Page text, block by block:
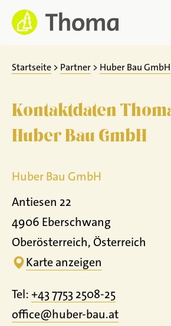
Zum
Inhalt
springen
Startseite > Partner > Huber Bau GmbH
Kontaktdaten
Huber Bau GmbH
Huber Bau GmbH
Antiesen 22
4906 Eberschwang
Oberösterreich, Österreich
Karte anzeigen
Tel:+43 7753 2508-25
office@huber-bau.at